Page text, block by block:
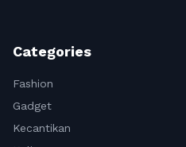
Categories
Fashion
Gadget
Kecantikan